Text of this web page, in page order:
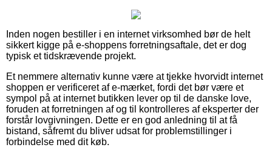
Inden nogen bestiller i en internet virksomhed bør de helt
sikkert kigge på e-shoppens forretningsaftale, det er dog
typisk et tidskrævende projekt.
Et nemmere alternativ kunne være at tjekke hvorvidt internet
shoppen er verificeret af e-mærket, fordi det bør være et
sympol på at internet butikken lever op til de danske love,
foruden at forretningen af og til kontrolleres af eksperter der
forstår lovgivningen. Dette er en god anledning til at få
bistand, såfremt du bliver udsat for problemstillinger i
forbindelse med dit køb.